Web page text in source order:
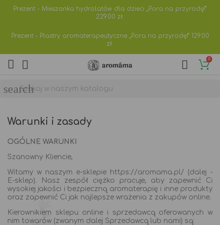
Prezent - Mieszanka hydrolatów dla dzieci „Pora na przyrodę!”
229.00 zł.
Prezent - Plastry aromaterapeutyczne „Pora na przyrodę!” 129.00
zł.
  0

search
Warunki i zasady
OGÓLNE WARUNKI
Szanowny Kliencie,
Witamy w naszym e-sklepie https://aromama.pl/ (dalej -
E-sklep). Nasz zespół ciężko pracuje, aby zapewnić Ci
wysokiej jakości i bezpieczną aromaterapię i inne produkty
oraz zapewnić Ci jak najlepsze wrażenia z zakupów online.
Kierownikiem sklepu online i sprzedawcą oferowanych w
nim towarów (zwanym dalej Sprzedawcą lub nami) są: